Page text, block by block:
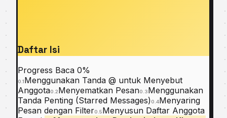
Daftar Isi
Progress Baca 0%
0.1Menggunakan Tanda @ untuk Menyebut
Anggota0.2Menyematkan Pesan0.3Menggunakan
Tanda Penting (Starred Messages)0.4Menyaring
Pesan dengan Filter0.5Menyusun Daftar Anggota